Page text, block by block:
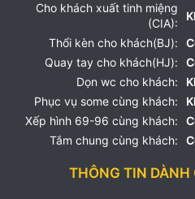
Cho khách xuất tinh miệng
(CIA):
Thổi kèn cho khách(BJ):
Quay tay cho khách(HJ):
Dọn wc cho khách:
Phục vụ some cùng khách:
Xếp hình 69-96 cùng khách:
Tắm chung cùng khách:
THÔNG TIN DÀNH